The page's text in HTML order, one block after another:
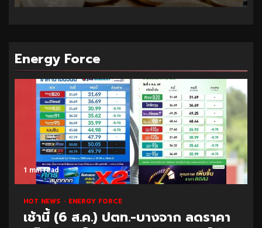
Energy Force
1 min read
HOT NEWS ENERGY FORCE
เช้านี้ (6 ส.ค.) ปตท.-บางจาก ลดราคา